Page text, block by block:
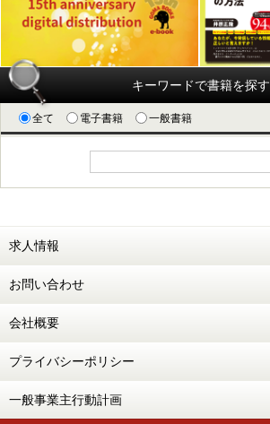
キーワードで書籍を探す
全て 電子書籍 一般書籍
求人情報
お問い合わせ
会社概要
プライバシーポリシー
一般事業主行動計画